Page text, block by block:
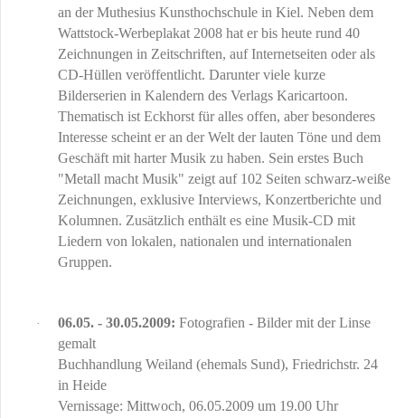
an der Muthesius Kunsthochschule in Kiel. Neben dem
Wattstock-Werbeplakat 2008 hat er bis heute rund 40
Zeichnungen in Zeitschriften, auf Internetseiten oder als
CD-Hüllen veröffentlicht. Darunter viele kurze
Bilderserien in Kalendern des Verlags Karicartoon.
Thematisch ist Eckhorst für alles offen, aber besonderes
Interesse scheint er an der Welt der lauten Töne und dem
Geschäft mit harter Musik zu haben. Sein erstes Buch
"Metall macht Musik" zeigt auf 102 Seiten schwarz-weiße
Zeichnungen, exklusive Interviews, Konzertberichte und
Kolumnen. Zusätzlich enthält es eine Musik-CD mit
Liedern von lokalen, nationalen und internationalen
Gruppen.
· 06.05. - 30.05.2009: Fotografien - Bilder mit der Linse
gemalt
Buchhandlung Weiland (ehemals Sund), Friedrichstr. 24
in Heide
Vernissage: Mittwoch, 06.05.2009 um 19.00 Uhr